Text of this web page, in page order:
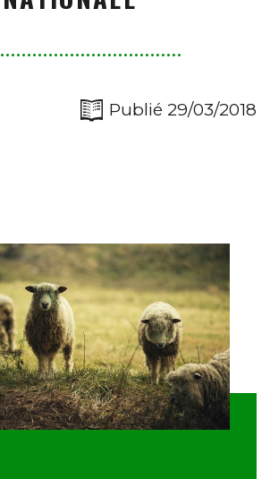
Publié 29/03/2018